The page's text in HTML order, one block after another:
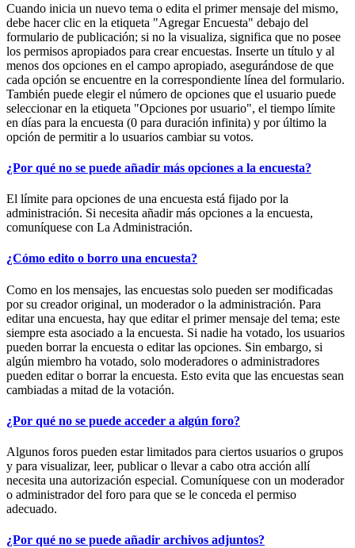
Cuando inicia un nuevo tema o edita el primer mensaje del mismo,
debe hacer clic en la etiqueta "Agregar Encuesta" debajo del
formulario de publicación; si no la visualiza, significa que no posee
los permisos apropiados para crear encuestas. Inserte un título y al
menos dos opciones en el campo apropiado, asegurándose de que
cada opción se encuentre en la correspondiente línea del formulario.
También puede elegir el número de opciones que el usuario puede
seleccionar en la etiqueta "Opciones por usuario", el tiempo límite
en días para la encuesta (0 para duración infinita) y por último la
opción de permitir a lo usuarios cambiar su votos.
¿Por qué no se puede añadir más opciones a la encuesta?
El límite para opciones de una encuesta está fijado por la
administración. Si necesita añadir más opciones a la encuesta,
comuníquese con La Administración.
¿Cómo edito o borro una encuesta?
Como en los mensajes, las encuestas solo pueden ser modificadas
por su creador original, un moderador o la administración. Para
editar una encuesta, hay que editar el primer mensaje del tema; este
siempre esta asociado a la encuesta. Si nadie ha votado, los usuarios
pueden borrar la encuesta o editar las opciones. Sin embargo, si
algún miembro ha votado, solo moderadores o administradores
pueden editar o borrar la encuesta. Esto evita que las encuestas sean
cambiadas a mitad de la votación.
¿Por qué no se puede acceder a algún foro?
Algunos foros pueden estar limitados para ciertos usuarios o grupos
y para visualizar, leer, publicar o llevar a cabo otra acción allí
necesita una autorización especial. Comuníquese con un moderador
o administrador del foro para que se le conceda el permiso
adecuado.
¿Por qué no se puede añadir archivos adjuntos?